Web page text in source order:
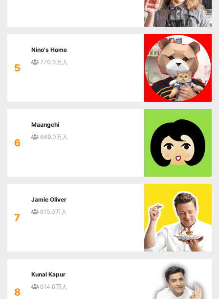
5
Nino's Home
770.0万人
6
Maangchi
649.0万人
7
Jamie Oliver
615.0万人
8
Kunal Kapur
614.0万人